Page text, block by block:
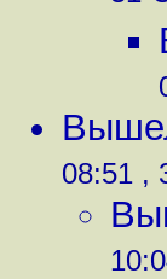
08:51 ,